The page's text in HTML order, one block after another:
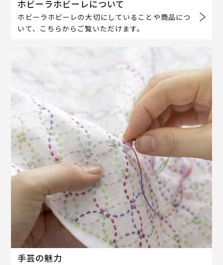
ホビーラホビーレについて
ホビーラホビーレの大切にしていることや商品につ
いて、こちらからご覧いただけます。
手芸の魅力